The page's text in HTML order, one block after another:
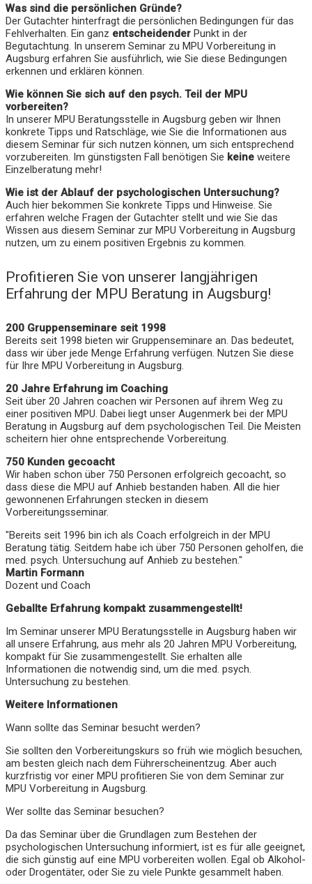
Was sind die persönlichen Gründe?
Der Gutachter hinterfragt die persönlichen Bedingungen für das
Fehlverhalten. Ein ganz entscheidender Punkt in der
Begutachtung. In unserem Seminar zu MPU Vorbereitung in
Augsburg erfahren Sie ausführlich, wie Sie diese Bedingungen
erkennen und erklären können.
Wie können Sie sich auf den psych. Teil der MPU
vorbereiten?
In unserer MPU Beratungsstelle in Augsburg geben wir Ihnen
konkrete Tipps und Ratschläge, wie Sie die Informationen aus
diesem Seminar für sich nutzen können, um sich entsprechend
vorzubereiten. Im günstigsten Fall benötigen Sie keine weitere
Einzelberatung mehr!
Wie ist der Ablauf der psychologischen Untersuchung?
Auch hier bekommen Sie konkrete Tipps und Hinweise. Sie
erfahren welche Fragen der Gutachter stellt und wie Sie das
Wissen aus diesem Seminar zur MPU Vorbereitung in Augsburg
nutzen, um zu einem positiven Ergebnis zu kommen.
Profitieren Sie von unserer langjährigen
Erfahrung der MPU Beratung in Augsburg!
200 Gruppenseminare seit 1998
Bereits seit 1998 bieten wir Gruppenseminare an. Das bedeutet,
dass wir über jede Menge Erfahrung verfügen. Nutzen Sie diese
für Ihre MPU Vorbereitung in Augsburg.
20 Jahre Erfahrung im Coaching
Seit über 20 Jahren coachen wir Personen auf ihrem Weg zu
einer positiven MPU. Dabei liegt unser Augenmerk bei der MPU
Beratung in Augsburg auf dem psychologischen Teil. Die Meisten
scheitern hier ohne entsprechende Vorbereitung.
750 Kunden gecoacht
Wir haben schon über 750 Personen erfolgreich gecoacht, so
dass diese die MPU auf Anhieb bestanden haben. All die hier
gewonnenen Erfahrungen stecken in diesem
Vorbereitungsseminar.
"Bereits seit 1996 bin ich als Coach erfolgreich in der MPU
Beratung tätig. Seitdem habe ich über 750 Personen geholfen, die
med. psych. Untersuchung auf Anhieb zu bestehen."
Martin Formann
Dozent und Coach
Geballte Erfahrung kompakt zusammengestellt!
Im Seminar unserer MPU Beratungsstelle in Augsburg haben wir
all unsere Erfahrung, aus mehr als 20 Jahren MPU Vorbereitung,
kompakt für Sie zusammengestellt. Sie erhalten alle
Informationen die notwendig sind, um die med. psych.
Untersuchung zu bestehen.
Weitere Informationen
Wann sollte das Seminar besucht werden?
Sie sollten den Vorbereitungskurs so früh wie möglich besuchen,
am besten gleich nach dem Führerscheinentzug. Aber auch
kurzfristig vor einer MPU profitieren Sie von dem Seminar zur
MPU Vorbereitung in Augsburg.
Wer sollte das Seminar besuchen?
Da das Seminar über die Grundlagen zum Bestehen der
psychologischen Untersuchung informiert, ist es für alle geeignet,
die sich günstig auf eine MPU vorbereiten wollen. Egal ob Alkohol-
oder Drogentäter, oder Sie zu viele Punkte gesammelt haben.